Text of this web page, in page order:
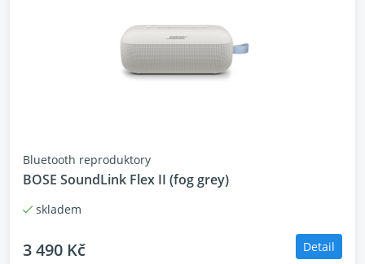
Bluetooth reproduktory
BOSE SoundLink Flex II (fog grey)
skladem
3 490 Kč Detail